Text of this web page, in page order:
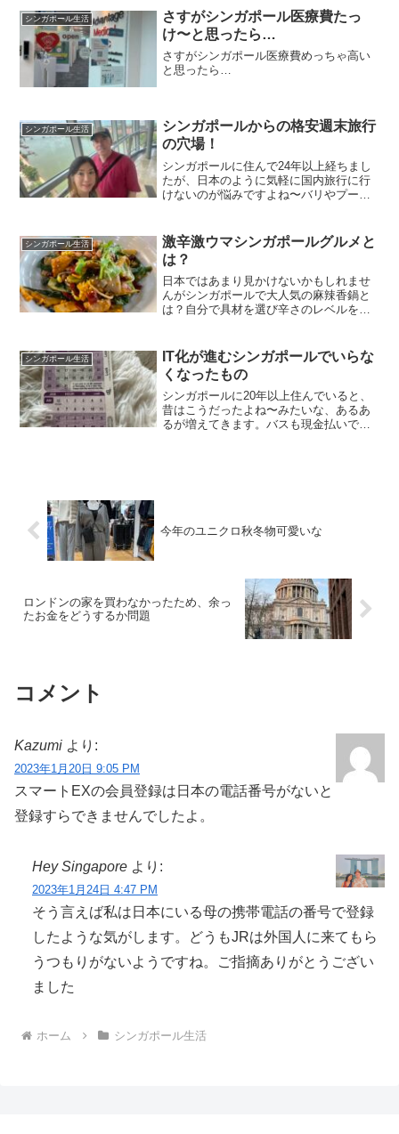
と言うてきてる…シンガポールのアライ
バルフォームはシンガポー...
シンガポール生活
さすがシンガポール医療費たっ
け〜と思ったら…
さすがシンガポール医療費めっちゃ高い
と思ったら…
シンガポール生活
シンガポールからの格安週末旅行
の穴場！
シンガポールに住んで24年以上経ちまし
たが、日本のように気軽に国内旅行に行
けないのが悩みですよね〜バリやプーケ
のかな〜と探していたところ、格安航空
会社Scootのサイ...
シンガポール生活
激辛激ウマシンガポールグルメと
は？
日本ではあまり見かけないかもしれませ
んがシンガポールで大人気の麻辣香鍋と
は？自分で具材を選び辛さのレベルを選
の西の街Clementi にあるJoyful Palace
に...
シンガポール生活
IT化が進むシンガポールでいらな
くなったもの
シンガポールに20年以上住んでいると、
昔はこうだったよね〜みたいな、あるあ
るが増えてきます。バスも現金払いで、
今年のユニクロ秋冬物可愛いな
ロンドンの家を買わなかったため、余っ
たお金をどうするか問題
コメント
Kazumi より:
2023年1月20日 9:05 PM
スマートEXの会員登録は日本の電話番号がないと
登録すらできませんでしたよ。
Hey Singapore より:
2023年1月24日 4:47 PM
そう言えば私は日本にいる母の携帯電話の番号で登録
したような気がします。どうもJRは外国人に来てもら
うつもりがないようですね。ご指摘ありがとうござい
ました
ホーム シンガポール生活